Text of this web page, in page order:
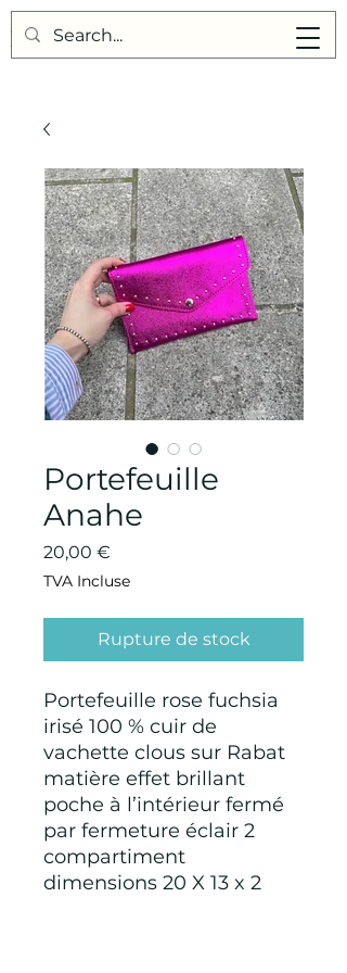
Points de Suture
Portefeuille
Anahe
20,00 €
TVA Incluse
Rupture de stock
Portefeuille rose fuchsia
irisé 100 % cuir de
vachette clous sur Rabat
matière effet brillant
poche à l’intérieur fermé
par fermeture éclair 2
compartiment
dimensions 20 X 13 x 2